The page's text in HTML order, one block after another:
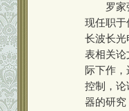
罗家强
现任职于
长波长光
表相关论
际下作
控制，论
器的研究